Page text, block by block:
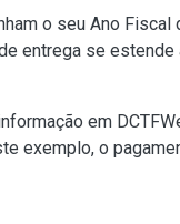
o seu Ano
entrega se
em
o